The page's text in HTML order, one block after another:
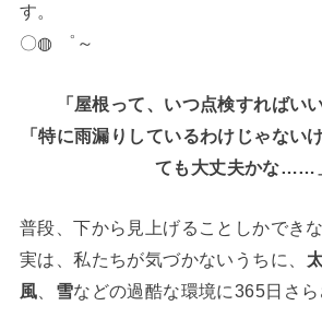
す。
〇◍ ゜～
「屋根って、いつ点検すればい
「特に雨漏りしているわけじゃない
ても大丈夫かな……
普段、下から見上げることしかできな
実は、私たちが気づかないうちに、
風
雪などの過酷な環境に365日さら